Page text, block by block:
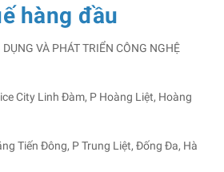
hàng đầu
VÀ PHÁT TRIỂN CÔNG NGHỆ
City Linh Đàm, P Hoàng Liệt, Hoàng
Tiến Đông, P Trung Liệt, Đống Đa, Hà